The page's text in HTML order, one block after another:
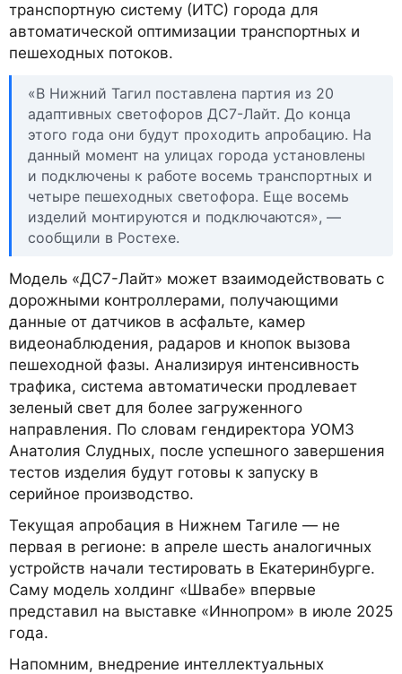
транспортную систему (ИТС) города для
автоматической оптимизации транспортных и
пешеходных потоков.
«В Нижний Тагил поставлена партия из 20
адаптивных светофоров ДС7-Лайт. До конца
этого года они будут проходить апробацию. На
данный момент на улицах города установлены
и подключены к работе восемь транспортных и
четыре пешеходных светофора. Еще восемь
изделий монтируются и подключаются», —
сообщили в Ростехе.
Модель «ДС7-Лайт» может взаимодействовать с
дорожными контроллерами, получающими
данные от датчиков в асфальте, камер
видеонаблюдения, радаров и кнопок вызова
пешеходной фазы. Анализируя интенсивность
трафика, система автоматически продлевает
зеленый свет для более загруженного
направления. По словам гендиректора УОМЗ
Анатолия Слудных, после успешного завершения
тестов изделия будут готовы к запуску в
серийное производство.
Текущая апробация в Нижнем Тагиле — не
первая в регионе: в апреле шесть аналогичных
устройств начали тестировать в Екатеринбурге.
Саму модель холдинг «Швабе» впервые
представил на выставке «Иннопром» в июле 2025
года.
Напомним, внедрение интеллектуальных